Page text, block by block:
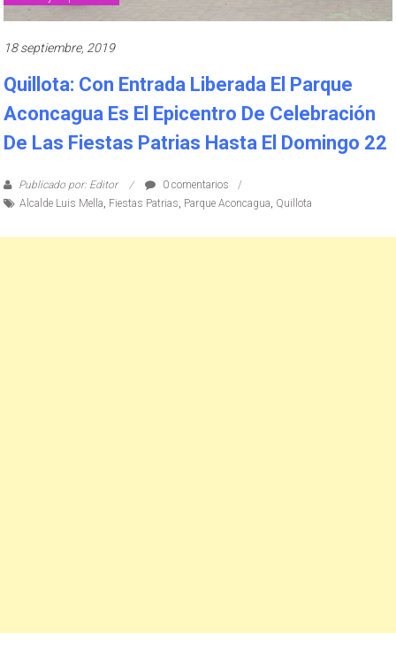
18 septiembre, 2019
Quillota: Con Entrada Liberada El Parque
Aconcagua Es El Epicentro De Celebración
De Las Fiestas Patrias Hasta El Domingo 22
Publicado por: Editor
0 comentarios
Alcalde Luis Mella Fiestas Patrias Parque Aconcagua Quillota